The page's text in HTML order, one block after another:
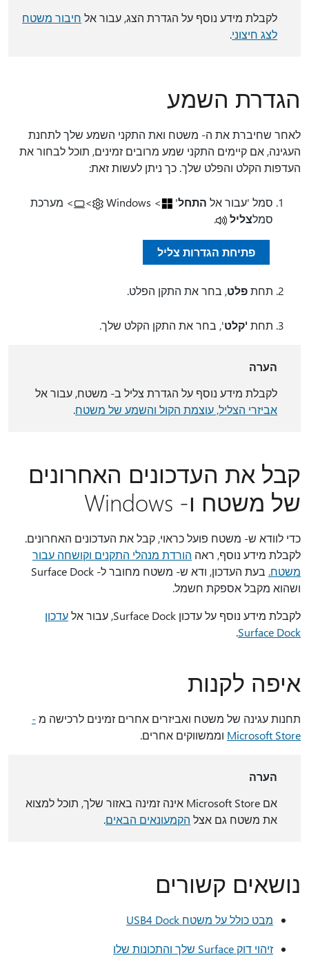
לקבלת מידע נוסף על הגדרת הצג, עבור אל חיבור משטח
לצג חיצוני.
הגדרת השמע
לאחר שחיברת את ה- משטח ואת התקני השמע שלך לתחנת
העגינה, אם קיימים התקני שמע מרובים זמינים, תוכל לבחור את
העדפות הקלט והפלט שלך. כך ניתן לעשות זאת:
סמל 'עבור אל התחל'
> Windows
>
> מערכת
סמלצליל .
פתיחת הגדרות צליל
תחתפלט, בחר את התקן הפלט.
תחת 'קלט', בחר את התקן הקלט שלך.
הערה
לקבלת מידע נוסף על הגדרת צליל ב- משטח, עבור אל
אביזרי הצליל, עוצמת הקול והשמע של משטח.
קבל את העדכונים האחרונים
של משטח ו- Windows
כדי לוודא ש- משטח פועל כראוי, קבל את העדכונים האחרונים.
לקבלת מידע נוסף, ראה הורדת מנהלי התקנים וקושחה עבור
משטח.
בעת העדכון, ודא ש- משטח מחובר ל- Surface Dock
ושהוא מקבל אספקת חשמל.
לקבלת מידע נוסף על עדכון Surface Dock, עבור אל
עדכון
Surface Dock
.
איפה לקנות
תחנות עגינה של משטח ואביזרים אחרים זמינים לרכישה מ-
Microsoft Store וממשווקים אחרים.
הערה
אם Microsoft Store אינה זמינה באזור שלך, תוכל למצוא
את משטח גם אצל הקמעונאים הבאים.
נושאים קשורים
מבט כולל על משטח USB4 Dock
זיהוי דוק Surface שלך והתכונות שלו